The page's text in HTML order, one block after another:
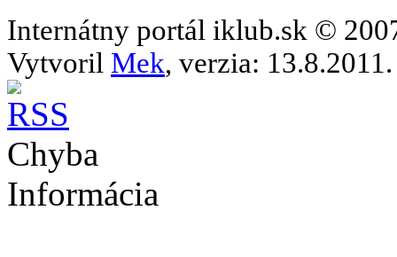
Internátny portál iklub.sk ©
Vytvoril Mek, verzia: 13.8.2011.
Chyba
Informácia